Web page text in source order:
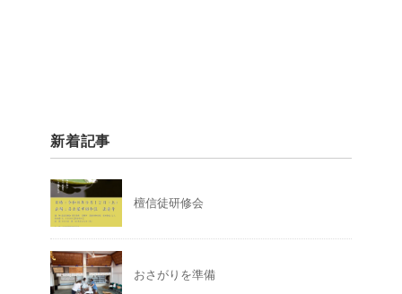
新着記事
檀信徒研修会
おさがりを準備